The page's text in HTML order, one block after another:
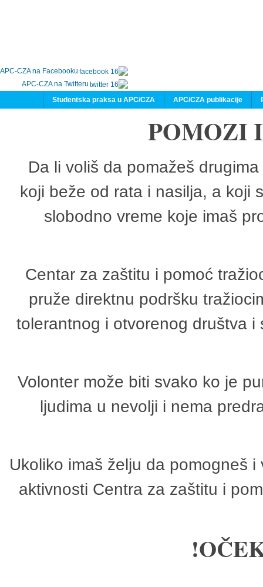
APC-CZA na Facebooku
APC-CZA na Twitteru
APC/CZA publikacije
Studentska praksa u APC/CZA
POMOZI
Da li voliš da pomažeš
koji beže od rata i nasilja, a koji
slobodno vreme koje imaš
Centar za zaštitu i pomoć
pruže direktnu podršku
tolerantnog i otvorenog društva
Volonter može biti svako ko je
ljudima u nevolji i nema
Ukoliko imaš želju da pomogneš
aktivnosti Centra za zaštitu i